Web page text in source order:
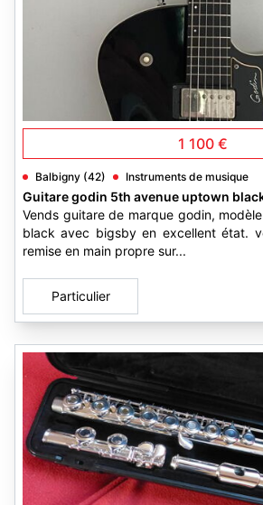
1 100 €
Balbigny (42) Instruments de musique
Guitare godin 5th avenue uptown
Vends guitare de marque godin,
black avec bigsby en excellent état.
remise en main propre sur...
Particulier